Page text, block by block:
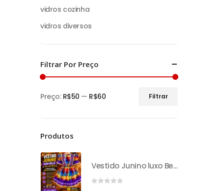
vidros cozinha
vidros diversos
Filtrar Por Preço
Filtrar
Preço: R$50 — R$60
Produtos
Vestido Junino luxo Bella com avental